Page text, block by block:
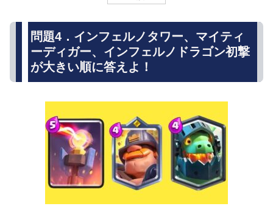
問題4．インフェルノタワー、マイティ
ーディガー、インフェルノドラゴン初撃
が大きい順に答えよ！